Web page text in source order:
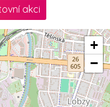
akci
+
−